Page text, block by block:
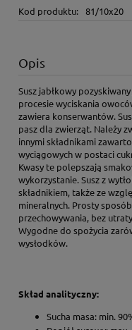
Kod produktu: 81/10x20
Opis
Susz jabłkowy
procesie wyciskania
zawiera konserwantów.
pasz dla zwierząt. Należy
innymi składnikami
wyciągowych w postaci
Kwasy te polepszają
wykorzystanie. Susz z
składnikiem, także ze
mineralnych. Prosty
przechowywania, bez
Wygodne do spożycia
wysłodków.
Skład analityczny:
Sucha masa: min.